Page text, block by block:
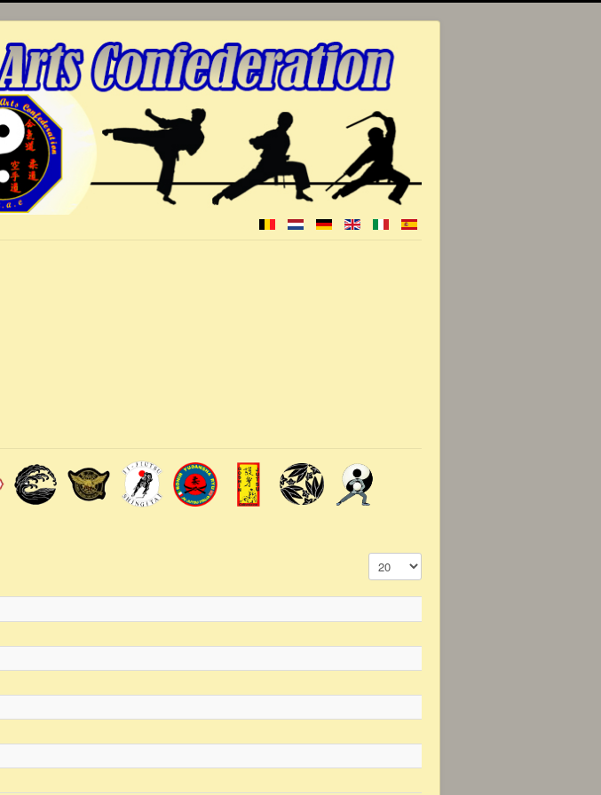
Affichage #